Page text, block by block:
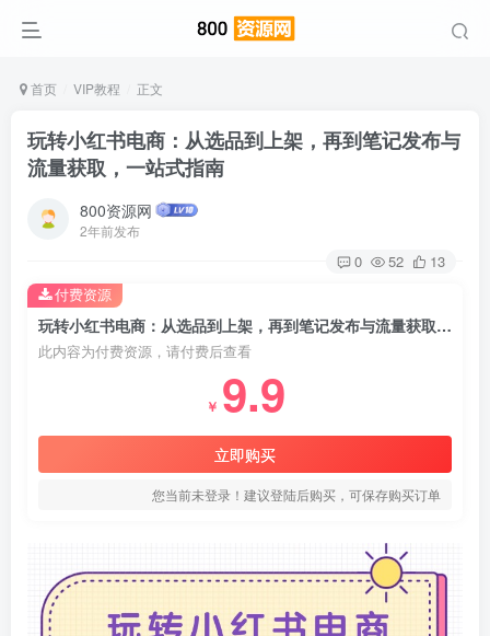
首页 VIP教程 正文
玩转小红书电商：从选品到上架，再到笔记发布与
流量获取，一站式指南
800资源网
2年前发布
0 52 13
玩转小红书电商：从选品到上架，再到笔记发布与流量获取，一站式指南
此内容为付费资源，请付费后查看
￥ 9.9
立即购买
您当前未登录！建议登陆后购买，可保存购买订单
付费资源